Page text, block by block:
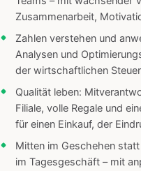
Zusammenarbeit,
Zahlen verstehen und
Analysen und
der wirtschaftlichen
Qualität leben:
Filiale, volle Regale und
für einen Einkauf, der
Mitten im Geschehen
im Tagesgeschäft – mit